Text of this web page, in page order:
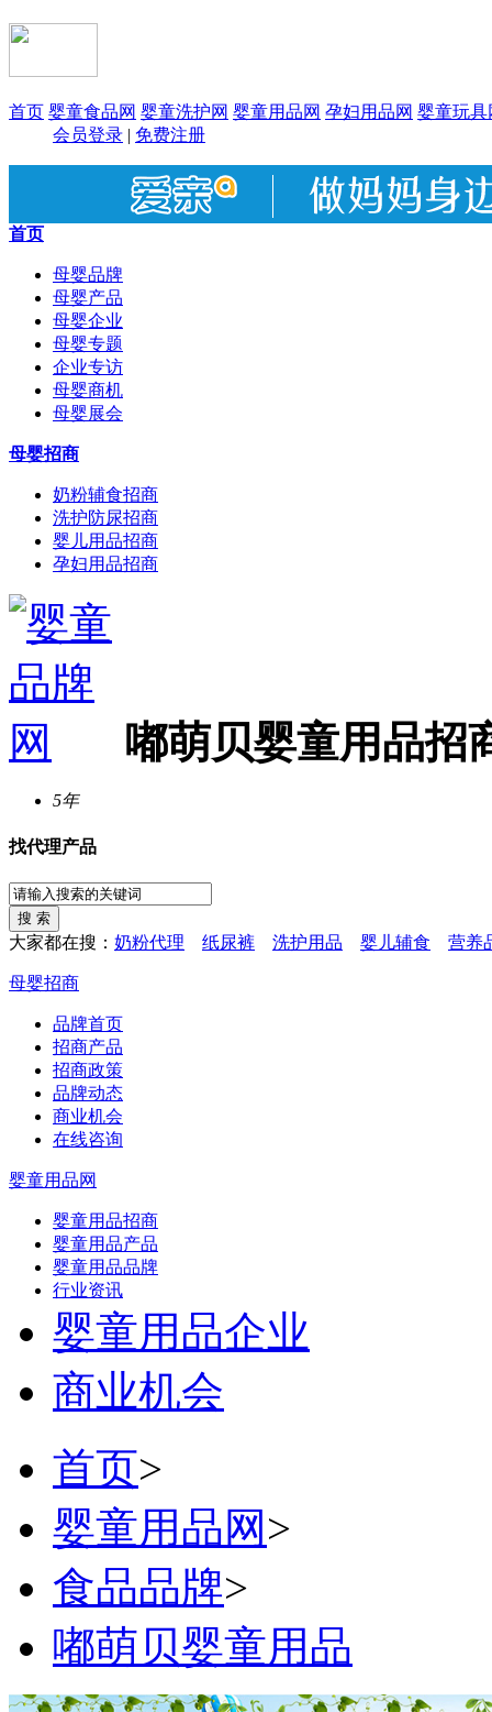
首页 婴童食品网 婴童洗护网 婴童用品网 孕妇用品网 婴童玩具
会员登录 | 免费注册
首页
母婴品牌
母婴产品
母婴企业
母婴专题
企业专访
母婴商机
母婴展会
母婴招商
奶粉辅食招商
洗护防尿招商
婴儿用品招商
孕妇用品招商
嘟萌贝婴童用品招
5年
找代理产品
大家都在搜： 奶粉代理 纸尿裤 洗护用品 婴儿辅食 营养
母婴招商
品牌首页
招商产品
招商政策
品牌动态
商业机会
在线咨询
婴童用品网
婴童用品招商
婴童用品产品
婴童用品品牌
行业资讯
婴童用品企业
商业机会
首页>
婴童用品网 >
食品品牌>
嘟萌贝婴童用品